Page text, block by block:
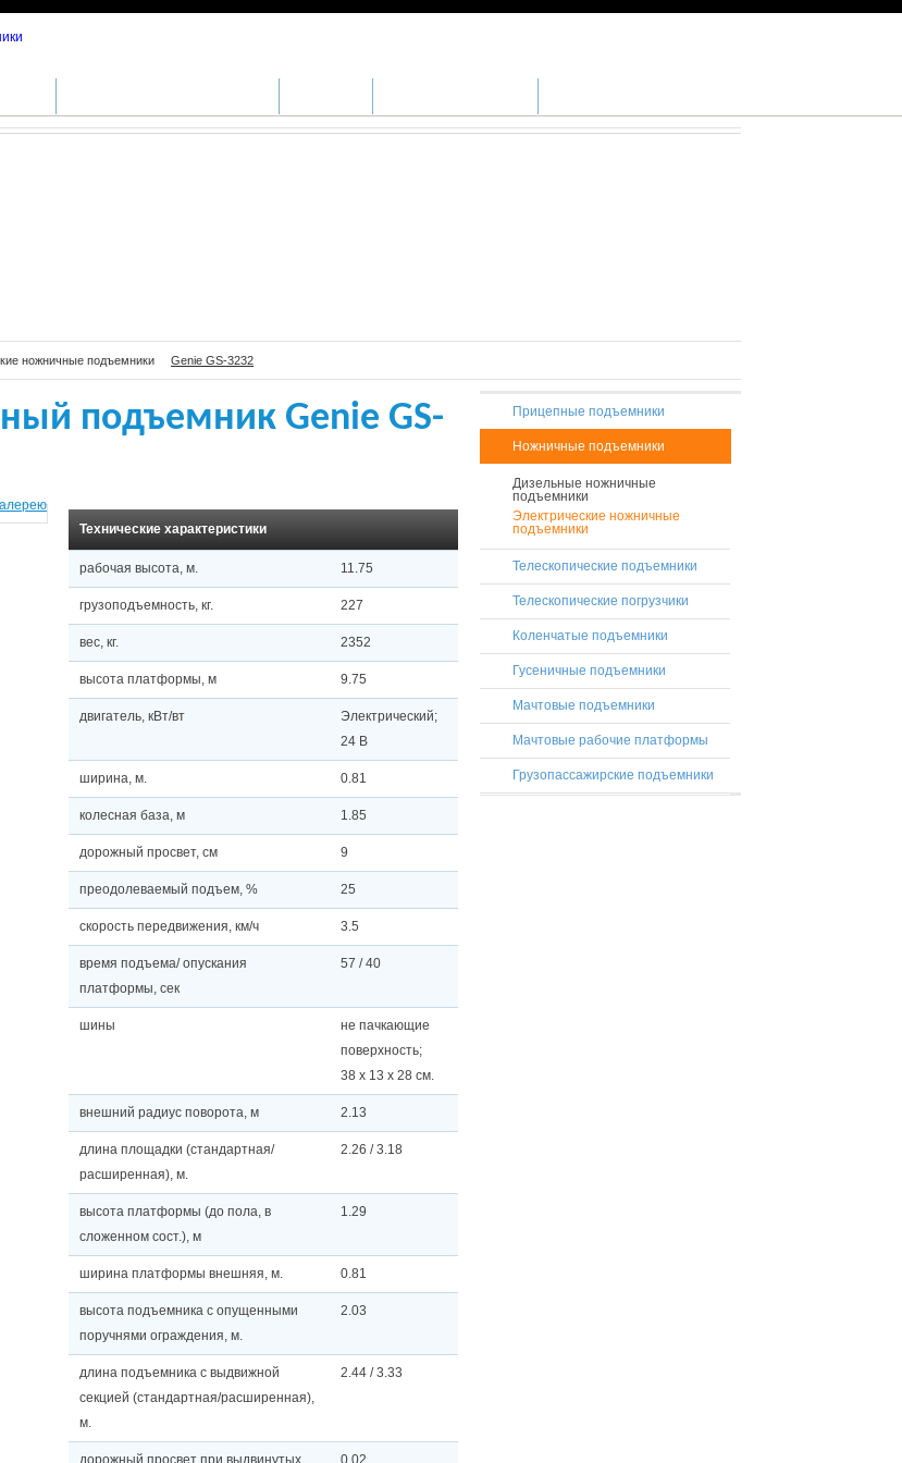
подъемник Genie GS-3232
ножничные подъемники Genie GS-3232
подъемник Genie GS-
Технические характеристики
рабочая высота, м. 11.75
грузоподъемность, кг. 227
вес, кг. 2352
высота платформы, м 9.75
двигатель, кВт/вт
Электрический;
24 В
ширина, м. 0.81
колесная база, м 1.85
дорожный просвет, см 9
преодолеваемый подъем, % 25
скорость передвижения, км/ч 3.5
время подъема/ опускания
платформы, сек
57 / 40
шины
не пачкающие
поверхность;
38 x 13 x 28 см.
внешний радиус поворота, м 2.13
длина площадки (стандартная/
расширенная), м.
2.26 / 3.18
высота платформы (до пола, в
сложенном сост.), м
1.29
ширина платформы внешняя, м. 0.81
высота подъемника с опущенными
поручнями ограждения, м.
2.03
длина подъемника с выдвижной
секцией (стандартная/расширенная),
м.
2.44 / 3.33
дорожный просвет при выдвинутых 0.02
Прицепные подъемники
Ножничные подъемники
Дизельные ножничные
подъемники
Электрические ножничные
подъемники
Телескопические подъемники
Телескопические погрузчики
Коленчатые подъемники
Гусеничные подъемники
Мачтовые подъемники
Мачтовые рабочие платформы
Грузопассажирские подъемники